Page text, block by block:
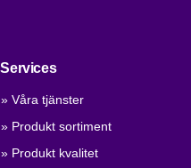
Services
» Våra tjänster
» Produkt sortiment
» Produkt kvalitet